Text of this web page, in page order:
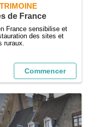
de France
France sensibilise et
des sites et
ruraux.
Commencer